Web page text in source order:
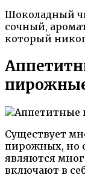
Шоколадный
сочный,
который
Существует
пирожных, но
являются
включают в